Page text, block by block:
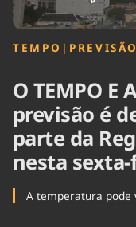
TEMPO |
O TEMPO E
previsão é
parte da
nesta
A temperatura pode